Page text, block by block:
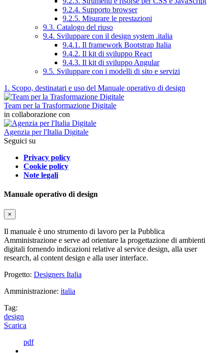
9.2.4. Supporto browser
9.2.5. Misurare le prestazioni
9.3. Catalogo del riuso
9.4. Sviluppare con il design system .italia
9.4.1. Il framework Bootstrap Italia
9.4.2. Il kit di sviluppo React
9.4.3. Il kit di sviluppo Angular
9.5. Sviluppare con i modelli di sito e servizi
1. Scopo, destinatari e uso del Manuale operativo di design
Team per la Trasformazione Digitale
in collaborazione con
Agenzia per l'Italia Digitale
Seguici su
Privacy policy
Cookie policy
Note legali
Manuale operativo di design
×
Il manuale è uno strumento di lavoro per la Pubblica
Amministrazione e serve ad orientare la progettazione di ambienti
digitali fornendo indicazioni relative al service design, alla user
research, al content design e alla user interface.
Progetto: Designers Italia
Amministrazione: italia
Tag:
design
Scarica
pdf